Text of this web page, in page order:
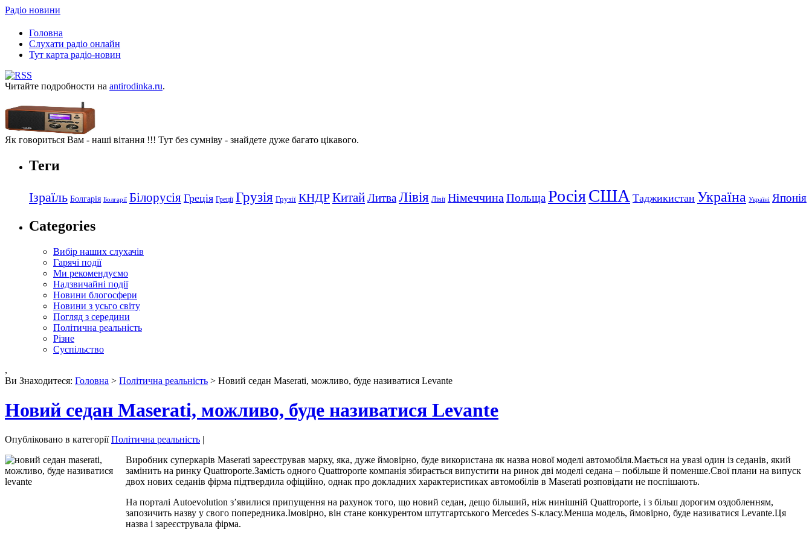
Радіо новини
Головна
Слухати радіо онлайн
Тут карта радіо-новин
Читайте подробности на antirodinka.ru.
Як говориться Вам - наші вітання !!! Тут без сумніву - знайдете дуже багато цікавого.
Теги
Ізраїль Болгарія Болгарії Білорусія Греція Греції Грузія Грузії КНДРКитайЛитваЛівія Лівії Німеччина ПольщаРосіяСША Таджикистан Україна Україні Японія
Categories
Вибір наших слухачів
Гарячі події
Ми рекомендуємо
Надзвичайні події
Новини блогосфери
Новини з усьго світу
Погляд з середини
Політична реальність
Різне
Суспільство
,
Ви Знаходитеся: Головна > Політична реальність > Новий седан Maserati, можливо, буде називатися Levante
Новий седан Maserati, можливо, буде називатися Levante
Опубліковано в категоріїПолітична реальність |
Виробник суперкарів Maserati зареєстрував марку, яка, дуже ймовірно, буде використана як назва нової моделі автомобіля.Мається на увазі один із седанів, який
замінить на ринку Quattroporte.Замість одного Quattroporte компанія збирається випустити на ринок дві моделі седана – побільше й поменше.Свої плани на випуск
двох нових седанів фірма підтвердила офіційно, однак про докладних характеристиках автомобілів в Maserati розповідати не поспішають.
На порталі Autoevolution з’явилися припущення на рахунок того, що новий седан, дещо більший, ніж нинішній Quattroporte, і з більш дорогим оздобленням,
запозичить назву у свого попередника.Імовірно, він стане конкурентом штутгартського Mercedes S-класу.Менша модель, ймовірно, буде називатися Levante.Ця
назва і зареєструвала фірма.